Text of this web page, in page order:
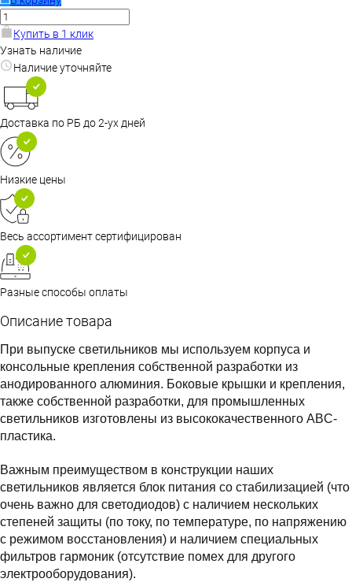
Купить в 1 клик
Узнать наличие
Наличие уточняйте
Доставка по РБ до 2-ух дней
Низкие цены
Весь ассортимент сертифицирован
Разные способы оплаты
Описание товара
При выпуске светильников мы используем корпуса и
консольные крепления собственной разработки из
анодированного алюминия. Боковые крышки и крепления,
также собственной разработки, для промышленных
светильников изготовлены из высококачественного ABC-
пластика.
Важным преимуществом в конструкции наших
светильников является блок питания со стабилизацией (что
очень важно для светодиодов) с наличием нескольких
степеней защиты (по току, по температуре, по напряжению
с режимом восстановления) и наличием специальных
фильтров гармоник (отсутствие помех для другого
электрооборудования).